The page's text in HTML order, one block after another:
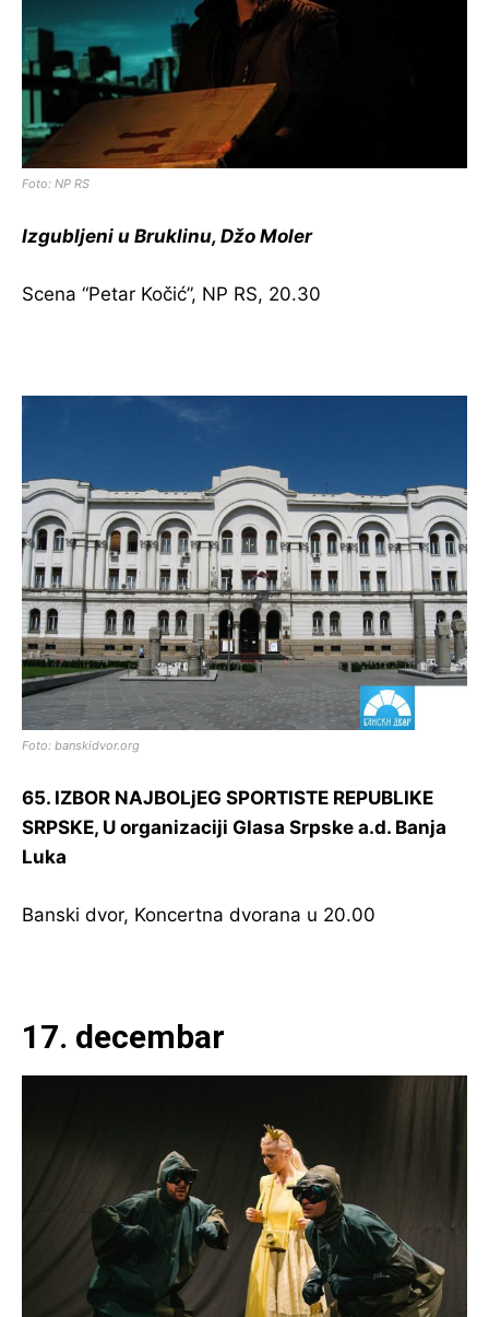
Foto: NP RS
Izgubljeni u Bruklinu, Džo Moler
Scena “Petar Kočić”, NP RS, 20.30
Foto: banskidvor.org
65. IZBOR NAJBOLjEG SPORTISTE REPUBLIKE
SRPSKE, U organizaciji Glasa Srpske a.d. Banja
Luka
Banski dvor, Koncertna dvorana u 20.00
17. decembar